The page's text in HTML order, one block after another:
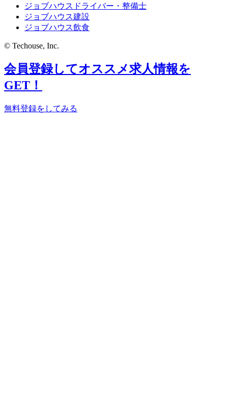
ジョブハウスドライバー・整備士
ジョブハウス建設
ジョブハウス飲食
© Techouse, Inc.
会員登録してオススメ求人情報を
GET！
無料登録をしてみる